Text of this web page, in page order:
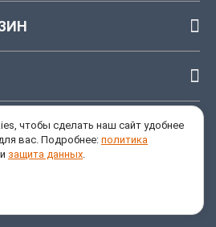
чтобы сделать наш сайт удобнее
вас. Подробнее: политика
и защита данных.